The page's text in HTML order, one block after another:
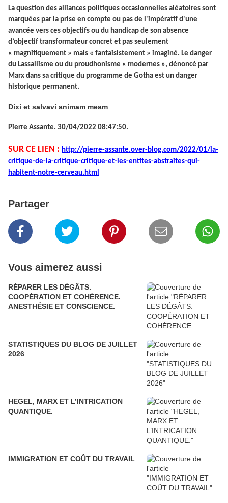
La question des alliances politiques occasionnelles aléatoires sont
marquées par la prise en compte ou pas de l'impératif d'une
avancée vers ces objectifs ou du handicap de son absence
d’objectif transformateur concret et pas seulement
« magnifiquement » mais « fantaisistement » imaginé. Le danger
du Lassallisme ou du proudhonisme « modernes », dénoncé par
Marx dans sa critique du programme de Gotha est un danger
historique permanent.
Dixi et salvavi animam meam
Pierre Assante. 30/04/2022 08:47:50.
SUR CE LIEN : http://pierre-assante.over-blog.com/2022/01/la-
critique-de-la-critique-critique-et-les-entites-abstraites-qui-
habitent-notre-cerveau.html
Partager
Vous aimerez aussi
RÉPARER LES DÉGÂTS.
COOPÉRATION ET COHÉRENCE.
ANESTHÉSIE ET CONSCIENCE.
STATISTIQUES DU BLOG DE JUILLET
2026
HEGEL, MARX ET L’INTRICATION
QUANTIQUE.
IMMIGRATION ET COÛT DU TRAVAIL